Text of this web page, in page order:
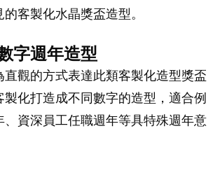
客製化水晶獎盃造型。
字週年造型
直觀的方式表達此類客製化造型獎盃
製化打造成不同數字的造型，適合例
、資深員工任職週年等具特殊週年意